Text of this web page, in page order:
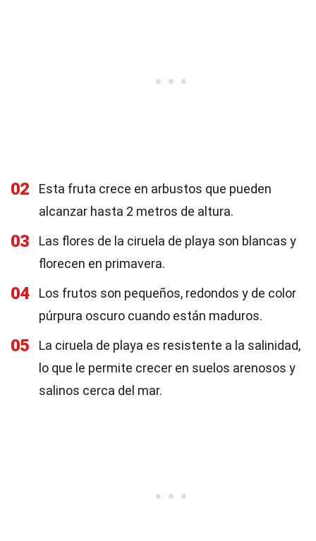
02
Esta fruta crece en arbustos que pueden
alcanzar hasta 2 metros de altura.
03
Las flores de la ciruela de playa son blancas y
florecen en primavera.
04
Los frutos son pequeños, redondos y de color
púrpura oscuro cuando están maduros.
05
La ciruela de playa es resistente a la salinidad,
lo que le permite crecer en suelos arenosos y
salinos cerca del mar.